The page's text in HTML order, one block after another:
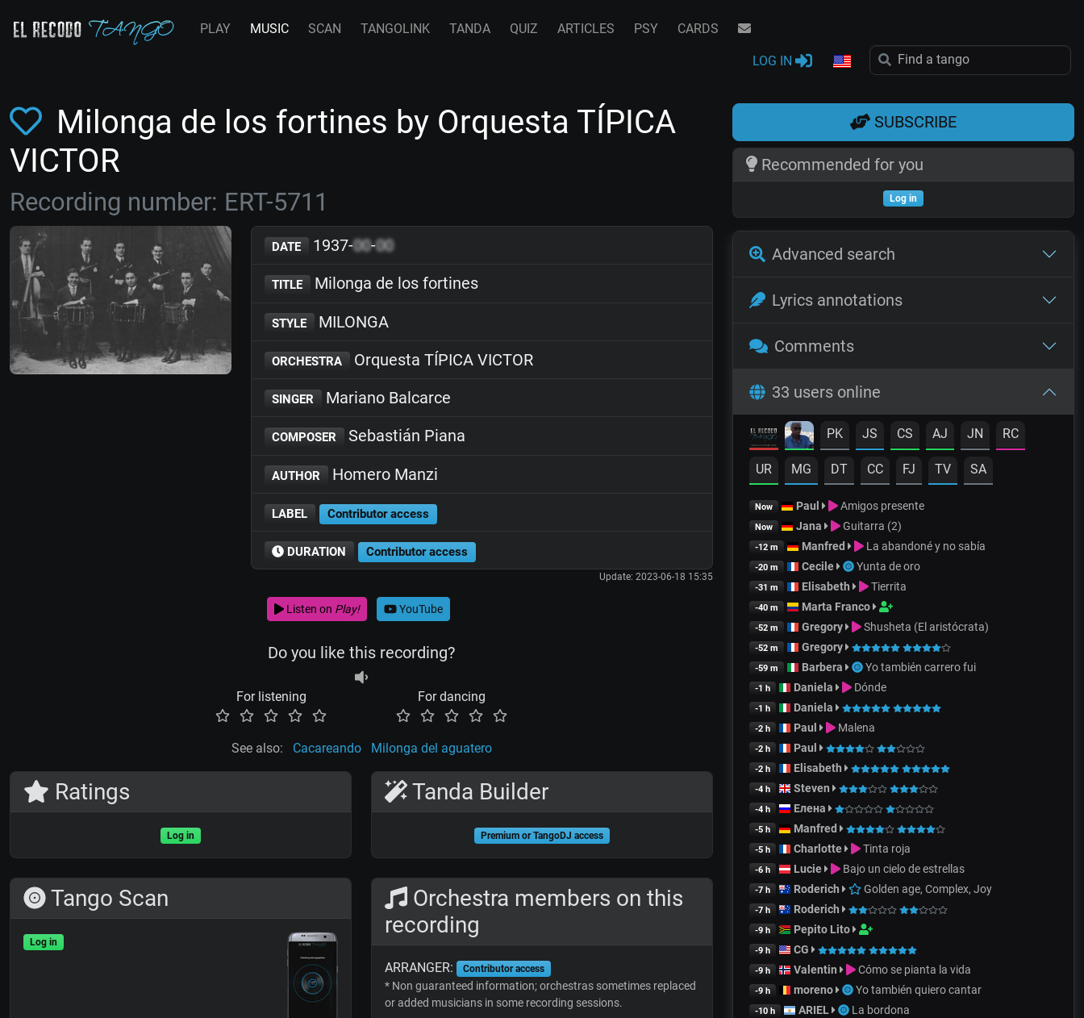
PLAY MUSIC SCAN TANGOLINK TANDA QUIZ ARTICLES PSY CARDS
LOG IN
Milonga de los fortines by Orquesta TÍPICA
VICTOR
Recording number: ERT-5711
DATE 1937-00-00
TITLE Milonga de los fortines
STYLE MILONGA
ORCHESTRA Orquesta TÍPICA VICTOR
SINGER Mariano Balcarce
COMPOSER Sebastián Piana
AUTHOR Homero Manzi
LABEL Contributor access
DURATION Contributor access
Update: 2023-06-18 15:35
Listen on Play! YouTube
Do you like this recording?
For listening For dancing
See also: Cacareando Milonga del aguatero
Ratings
Log in
Tango Scan
Log in
Tanda Builder
Premium or TangoDJ access
Orchestra members on this
recording
ARRANGER: Contributor access
* Non guaranteed information; orchestras sometimes replaced
or added musicians in some recording sessions.
SUBSCRIBE
Recommended for you
Log in
Advanced search
Lyrics annotations
Comments
33 users online
PK JS CS AJ JN RC
UR MG DT CC FJ TV SA
Now Paul Amigos presente
Now Jana Guitarra (2)
-12 m Manfred La abandoné y no sabía
-20 m Cecile Yunta de oro
-31 m Elisabeth Tierrita
-40 m Marta Franco
-52 m Gregory Shusheta (El aristócrata)
-52 m Gregory
-59 m Barbera Yo también carrero fui
-1 h Daniela Dónde
-1 h Daniela
-2 h Paul Malena
-2 h Paul
-2 h Elisabeth
-4 h Steven
-4 h Елена
-5 h Manfred
-5 h Charlotte Tinta roja
-6 h Lucie Bajo un cielo de estrellas
-7 h Roderich Golden age, Complex, Joy
-7 h Roderich
-9 h Pepito Lito
-9 h CG
-9 h Valentin Cómo se pianta la vida
-9 h moreno Yo también quiero cantar
-10 h ARIEL La bordona